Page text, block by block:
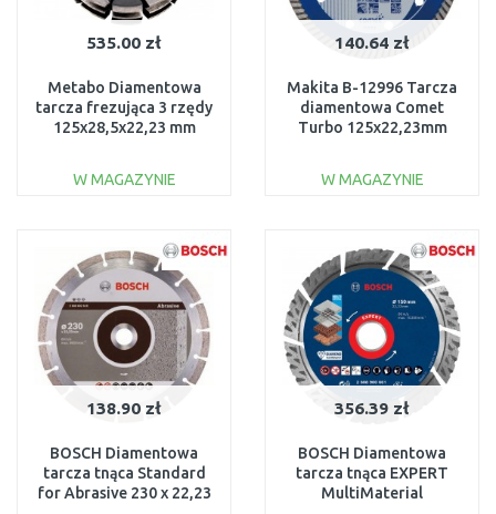
535.00 zł
Metabo Diamentowa
tarcza frezująca 3 rzędy
125x28,5x22,23 mm
W MAGAZYNIE
Do porównania
140.64 zł
Makita B-12996 Tarcza
diamentowa Comet
Turbo 125x22,23mm
W MAGAZYNIE
Do porównania
138.90 zł
BOSCH Diamentowa
tarcza tnąca Standard
for Abrasive 230 x 22,23
356.39 zł
BOSCH Diamentowa
tarcza tnąca EXPERT
MultiMaterial